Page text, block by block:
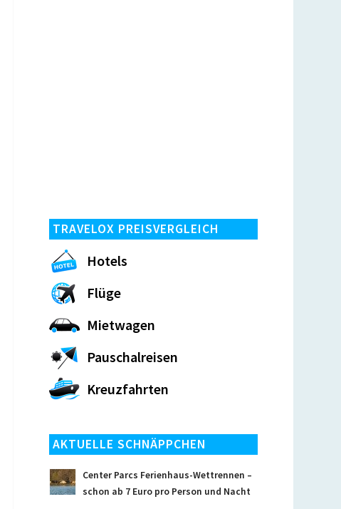
TRAVELOX PREISVERGLEICH
Hotels
Flüge
Mietwagen
Pauschalreisen
Kreuzfahrten
AKTUELLE SCHNÄPPCHEN
Center Parcs Ferienhaus-Wettrennen –
schon ab 7 Euro pro Person und Nacht